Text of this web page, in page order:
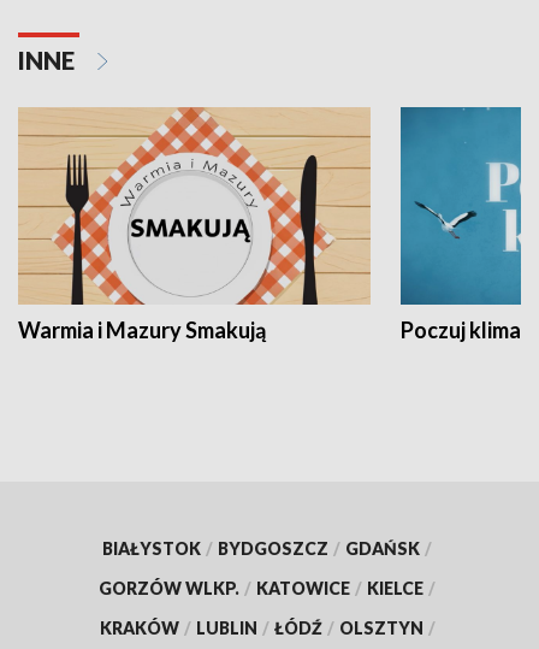
INNE
Warmia i Mazury Smakują Poczuj klimat
BIAŁYSTOK / BYDGOSZCZ / GDAŃSK /
GORZÓW WLKP. / KATOWICE / KIELCE /
KRAKÓW / LUBLIN / ŁÓDŹ / OLSZTYN /